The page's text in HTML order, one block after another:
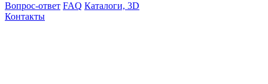
Вопрос-ответ FAQ Каталоги, 3D
Контакты